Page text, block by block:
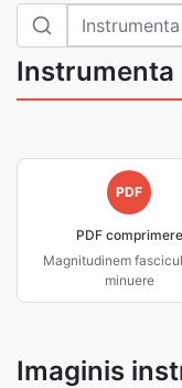
PDF
PDF comprimere
Magnitudinem
minuere
Imaginis